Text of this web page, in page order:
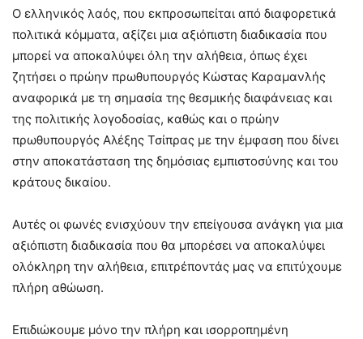
Ο ελληνικός λαός, που εκπροσωπείται από διαφορετικά
πολιτικά κόμματα, αξίζει μια αξιόπιστη διαδικασία που
μπορεί να αποκαλύψει όλη την αλήθεια, όπως έχει
ζητήσει ο πρώην πρωθυπουργός Κώστας Καραμανλής
αναφορικά με τη σημασία της θεσμικής διαφάνειας και
της πολιτικής λογοδοσίας, καθώς και ο πρώην
πρωθυπουργός Αλέξης Τσίπρας με την έμφαση που δίνει
στην αποκατάσταση της δημόσιας εμπιστοσύνης και του
κράτους δικαίου.
Αυτές οι φωνές ενισχύουν την επείγουσα ανάγκη για μια
αξιόπιστη διαδικασία που θα μπορέσει να αποκαλύψει
ολόκληρη την αλήθεια, επιτρέποντάς μας να επιτύχουμε
πλήρη αθώωση.
Επιδιώκουμε μόνο την πλήρη και ισορροπημένη